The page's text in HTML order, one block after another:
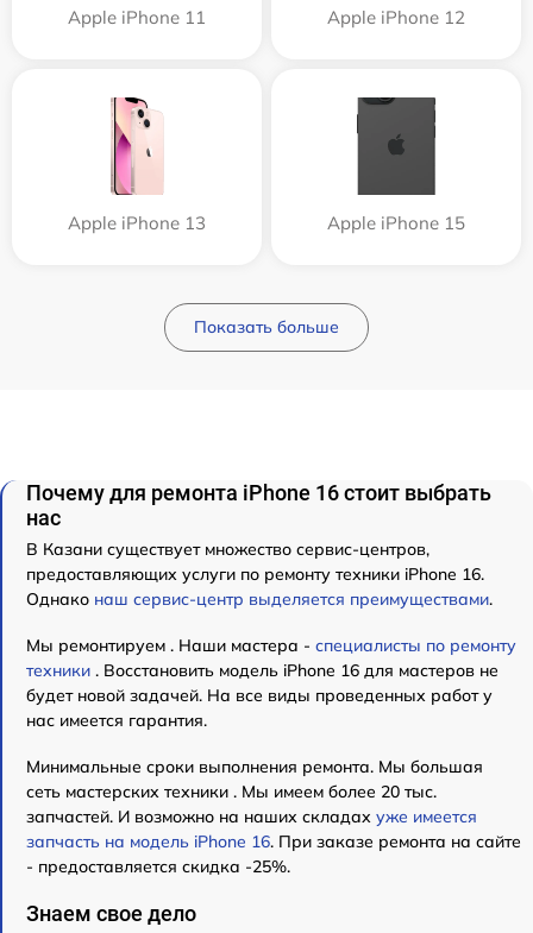
Apple iPhone 11 Apple iPhone 12
Apple iPhone 13 Apple iPhone 15
Показать больше
Почему для ремонта iPhone 16 стоит выбрать
нас
В Казани существует множество сервис-центров,
предоставляющих услуги по ремонту техники iPhone 16.
Однако наш сервис-центр выделяется преимуществами.
Мы ремонтируем . Наши мастера - специалисты по ремонту
техники . Восстановить модель iPhone 16 для мастеров не
будет новой задачей. На все виды проведенных работ у
нас имеется гарантия.
Минимальные сроки выполнения ремонта. Мы большая
сеть мастерских техники . Мы имеем более 20 тыс.
запчастей. И возможно на наших складах уже имеется
запчасть на модель iPhone 16. При заказе ремонта на сайте
- предоставляется скидка -25%.
Знаем свое дело